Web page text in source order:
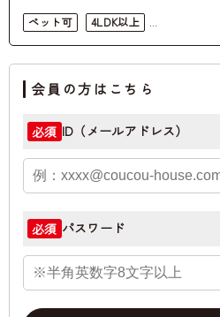
ペット可
4LDK以上
会員の方はこちら
必須 ID（メールアドレス）
必須 パスワード